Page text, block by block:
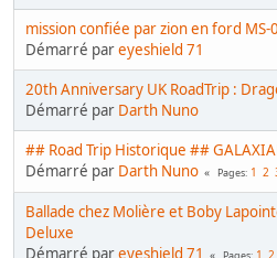
mission confiée par zion en ford MS-
Démarré pareyeshield 71
20th Anniversary UK RoadTrip :
Démarré par Darth Nuno
## Road Trip Historique ##
Démarré par Darth Nuno Pages 1 2
Ballade chez Molière et Boby
Deluxe
Démarré pareyeshield 71 Pages 1 2